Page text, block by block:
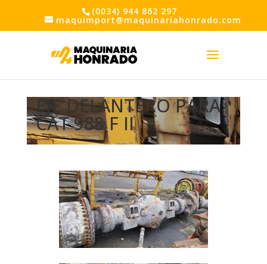
(0034) 944 862 297
maquimport@maquinariahonrado.com
EJE DELANTERO PARA
CAT 988 F II